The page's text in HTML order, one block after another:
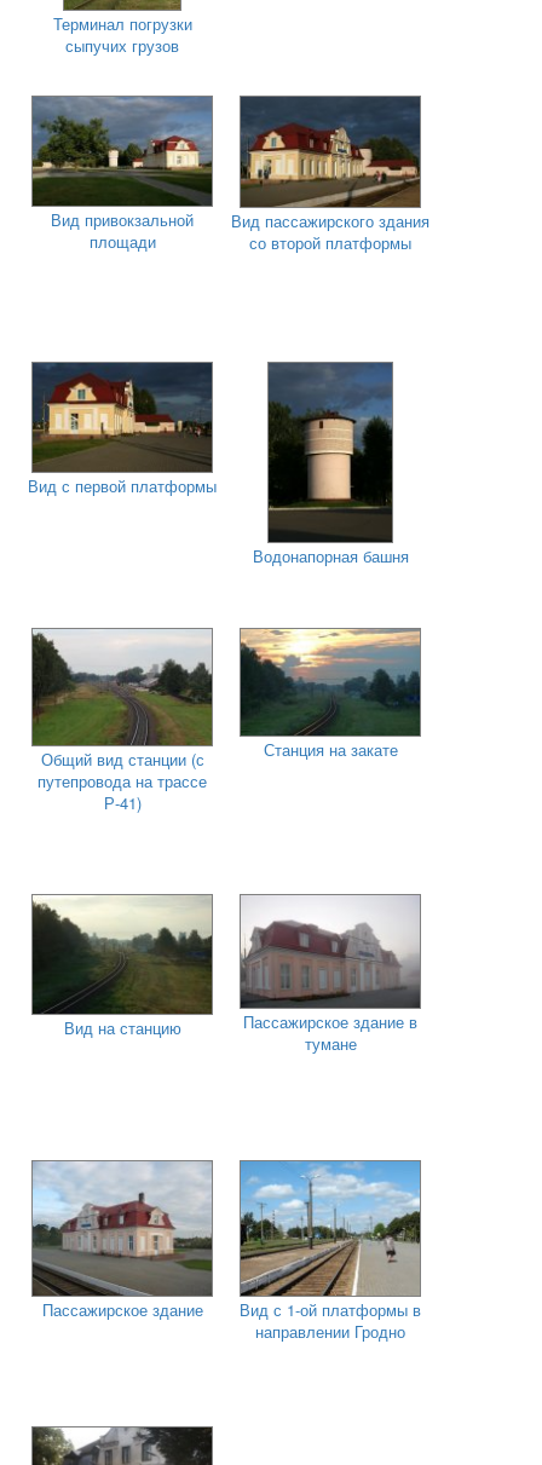
Терминал погрузки
сыпучих грузов
Вид привокзальной
площади
Вид пассажирского здания
со второй платформы
Вид с первой платформы
Водонапорная башня
Общий вид станции (с
путепровода на трассе
Р-41)
Станция на закате
Вид на станцию
Пассажирское здание в
тумане
Пассажирское здание
Вид с 1-ой платформы в
направлении Гродно